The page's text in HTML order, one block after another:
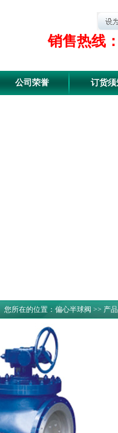
销售热线
公司荣誉 订货须
您所在的位置： 偏心半球阀 >> 产